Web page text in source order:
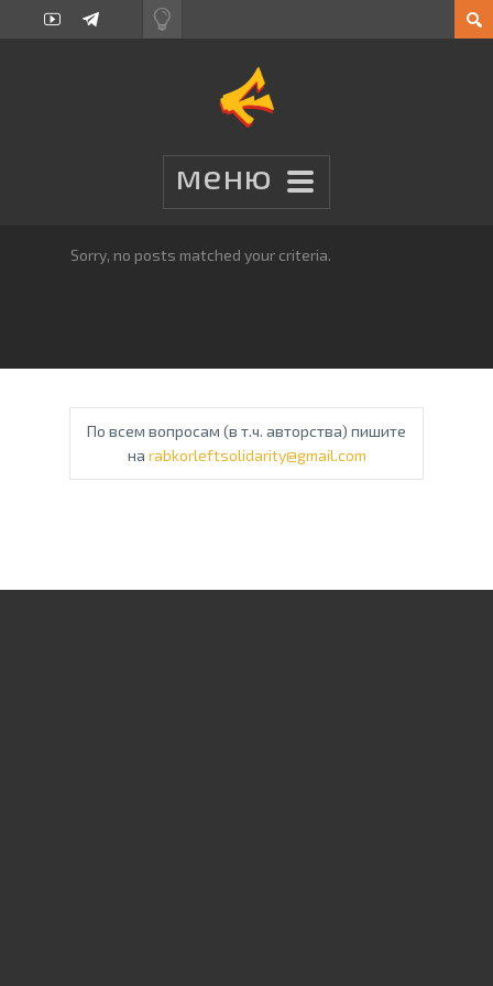
Sorry, no posts matched your criteria.
По всем вопросам (в т.ч. авторства) пишите
на rabkorleftsolidarity@gmail.com